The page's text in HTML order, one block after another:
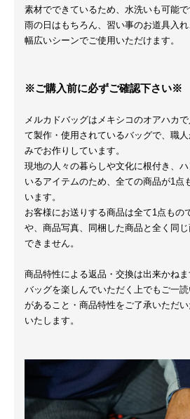
素材でできているため、水洗いも可能で
雨の日はもちろん、習い事のお道具入
幅広いシーンでご使用いただけます。
※ご購入前に必ずご確認下さい※
メルカドバッグはメキシコのオアハカ
て製作・使用されているバッグで、職
みでお作りしています。
現地の人々の暮らしや文化に根付き、
いるアイテムのため、全ての商品が1点
います。
お客様にお送りする商品は全て1点もの
や、商品写真、同梱した商品と全く同
できません。
商品特性による返品・交換は出来かね
バッグを楽しんでいただく上でもご一
があること・商品特性をご了承いただ
いたします。